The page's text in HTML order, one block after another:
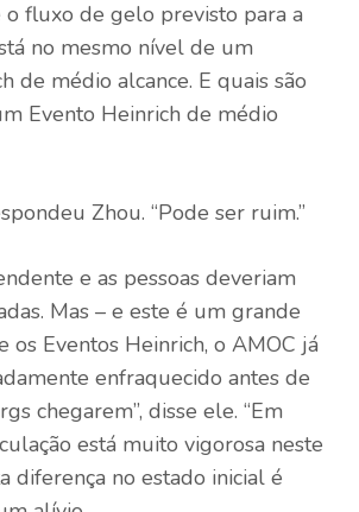
fluxo de gelo previsto para a
no mesmo nível de um
de médio alcance. E quais são
Evento Heinrich de médio
Zhou. “Pode ser ruim.”
e as pessoas deveriam
Mas – e este é um grande
os Eventos Heinrich, o AMOC já
enfraquecido antes de
chegarem”, disse ele. “Em
está muito vigorosa neste
diferença no estado inicial é